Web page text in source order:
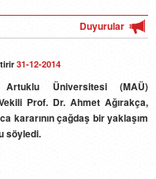
Duyurular
31-12-2014
Artuklu Üniversitesi (MAÜ)
Prof. Dr. Ahmet Ağırakça,
kararının çağdaş bir yaklaşım
söyledi.